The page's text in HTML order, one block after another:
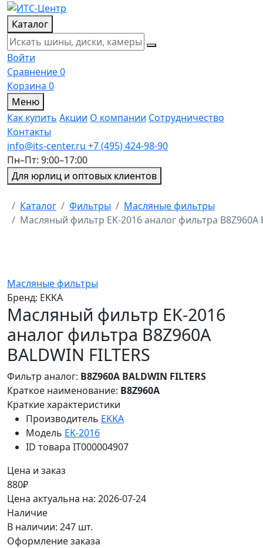
Каталог
Войти
Сравнение0
Корзина 0
Меню
Как купить Акции О компании Сотрудничество
Контакты
info@its-center.ru +7 (495) 424-98-90
Пн–Пт: 9:00–17:00
Для юрлиц и оптовых клиентов
Главная
Каталог Фильтры
Масляные фильтры
Масляный фильтр EK-2016 аналог фильтра B8Z960A
Масляные фильтры
Бренд: EKKA
Масляный фильтр EK-2016
аналог фильтра B8Z960A
BALDWIN FILTERS
Фильтр аналог: B8Z960A BALDWIN FILTERS
Краткое наименование: B8Z960A
Краткие характеристики
Производитель EKKA
Модель EK-2016
ID товара IT000004907
Цена и заказ
880₽
Цена актуальна на: 2026-07-24
Наличие
В наличии: 247 шт.
Оформление заказа